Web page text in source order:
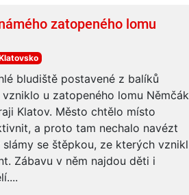
zatopeného lomu
bludiště postavené z balíků
vzniklo u zatopeného lomu Němčák
Klatov. Město chtělo místo
a proto tam nechalo navézt
slámy se štěpkou, ze kterých vznikl
Zábavu v něm najdou děti i